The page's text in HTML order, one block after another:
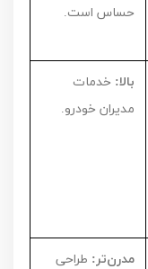
حساس است.
بالا: خدمات
مدیران خودرو.
مدرن‌تر: طراحی